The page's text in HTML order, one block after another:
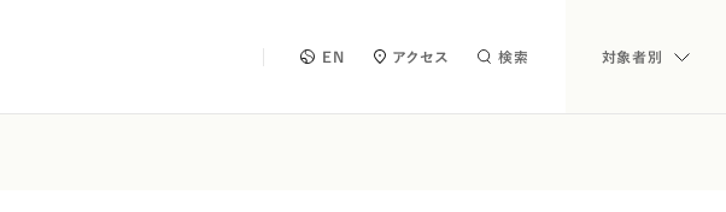
EN アクセス 検索 対象者別